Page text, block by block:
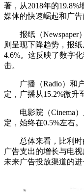
著，从2018年的19.8%
媒体的快速崛起和广告
报纸（Newspaper）
则呈现下降趋势，报纸
4.6%。这反映了数字
击。
广播（Radio）和户
定，广播从15.2%微升
电影院（Cinema）
定，始终在0.5%左右。
总体来看，比利时
广告支出的增长与电
未来广告投放渠道的进